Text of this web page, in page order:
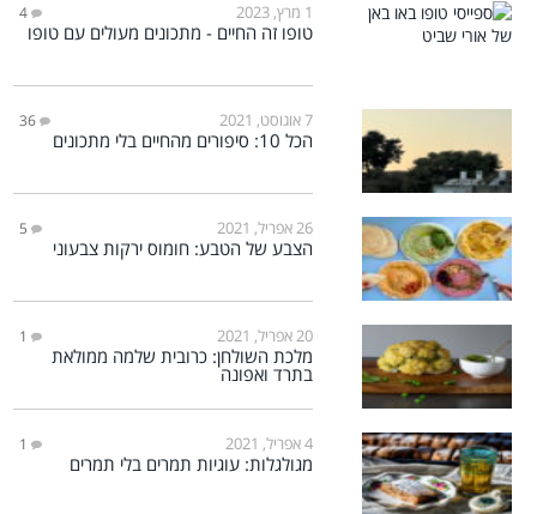
1 מרץ, 2023 4
טופו זה החיים - מתכונים מעולים עם טופו
7 אוגוסט, 2021 36
הכל 10: סיפורים מהחיים בלי מתכונים
26 אפריל, 2021 5
הצבע של הטבע: חומוס ירקות צבעוני
20 אפריל, 2021 1
מלכת השולחן: כרובית שלמה ממולאת
בתרד ואפונה
4 אפריל, 2021 1
מגולגלות: עוגיות תמרים בלי תמרים